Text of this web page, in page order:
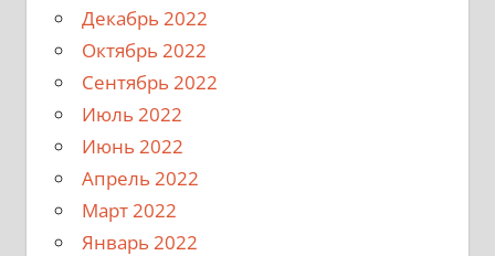
Декабрь 2022
Октябрь 2022
Сентябрь 2022
Июль 2022
Июнь 2022
Апрель 2022
Март 2022
Январь 2022